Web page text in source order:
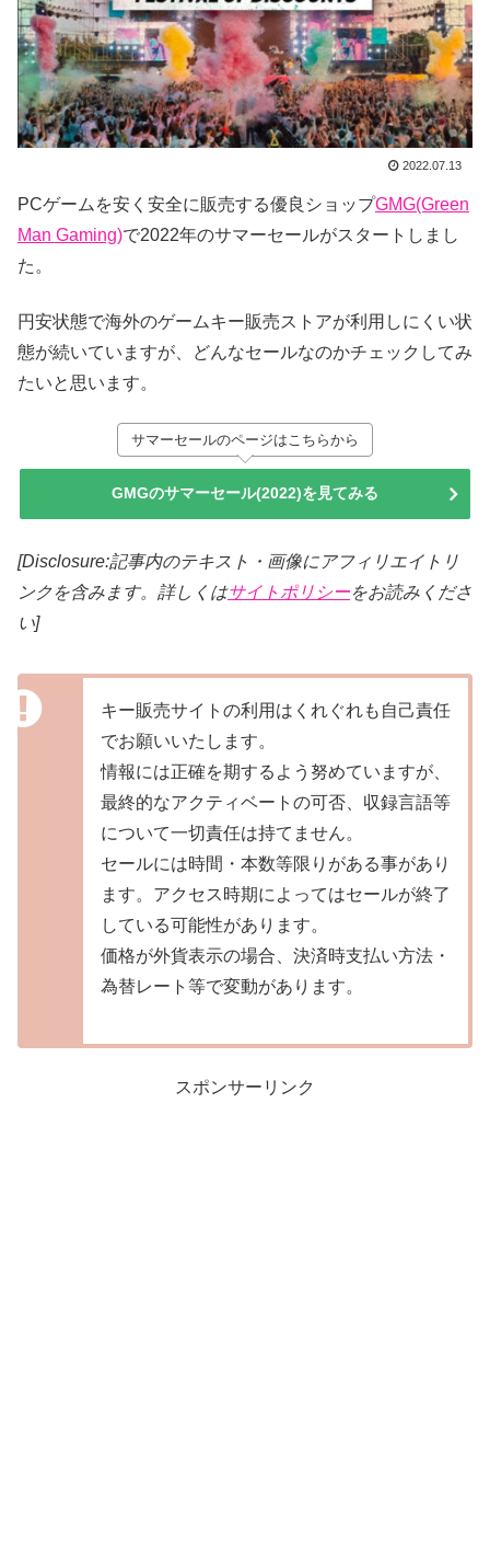
2022.07.13
PCゲームを安く安全に販売する優良ショップGMG(Green
Man Gaming)で2022年のサマーセールがスタートしまし
た。
円安状態で海外のゲームキー販売ストアが利用しにくい状
態が続いていますが、どんなセールなのかチェックしてみ
たいと思います。
サマーセールのページはこちらから
GMGのサマーセール(2022)を見てみる
[Disclosure:記事内のテキスト・画像にアフィリエイトリ
ンクを含みます。詳しくはサイトポリシーをお読みくださ
い]
キー販売サイトの利用はくれぐれも自己責任
でお願いいたします。
情報には正確を期するよう努めていますが、
最終的なアクティベートの可否、収録言語等
について一切責任は持てません。
セールには時間・本数等限りがある事があり
ます。アクセス時期によってはセールが終了
している可能性があります。
価格が外貨表示の場合、決済時支払い方法・
為替レート等で変動があります。
スポンサーリンク